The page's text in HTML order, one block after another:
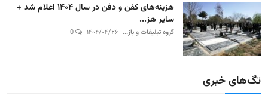
هزینه‌های کفن و دفن در سال ۱۴۰۴ اعلام شد +
سایر هز...
گروه تبلیغات و باز... ۱۴۰۴/۰۴/۲۶
تگ‌های خبری